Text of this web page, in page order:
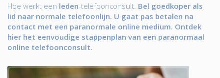
Hoe werkt een leden-telefoonconsult. Bel goedkoper als
lid naar normale telefoonlijn. U gaat pas betalen na
contact met een paranormale online medium. Ontdek
hier het eenvoudige stappenplan van een paranormaal
online telefoonconsult.